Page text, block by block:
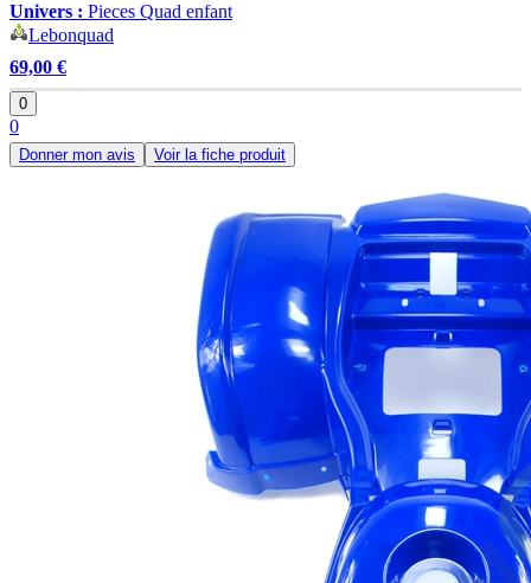
Univers : Pieces Quad enfant
Lebonquad
69,00 €
0
0
Donner mon avis Voir la fiche produit